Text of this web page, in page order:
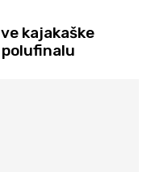
kajakaške